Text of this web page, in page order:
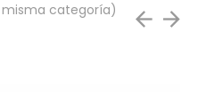
misma categoría)